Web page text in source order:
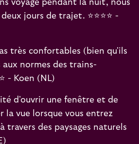
voyagé pendant la nuit, nous
jours de trajet. ⭐️⭐️⭐️⭐️ -
très confortables (bien qu'ils
normes des trains-
- Koen (NL)
d'ouvrir une fenêtre et de
la vue lorsque vous entrez
travers des paysages naturels